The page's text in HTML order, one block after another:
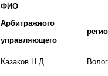
ФИО
Арбитражного
управляющего
Казаков Н.Д.